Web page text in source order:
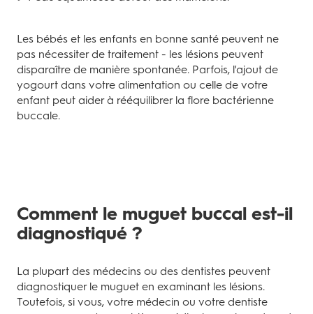
Les bébés et les enfants en bonne santé peuvent ne
pas nécessiter de traitement - les lésions peuvent
disparaître de manière spontanée. Parfois, l'ajout de
yogourt dans votre alimentation ou celle de votre
enfant peut aider à rééquilibrer la flore bactérienne
buccale.
Comment le muguet buccal est-il
diagnostiqué ?
La plupart des médecins ou des dentistes peuvent
diagnostiquer le muguet en examinant les lésions.
Toutefois, si vous, votre médecin ou votre dentiste